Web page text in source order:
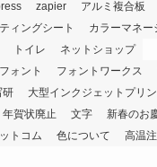
zapier アルミ複合板
ィングシート
カラーマネー
トイレ
ネットショップ
フォント フォントワークス
研
大型インクジェットプリ
年賀状廃止 文字 新春のお
トコム 色について 高温